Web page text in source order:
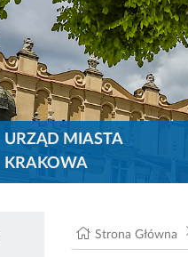
URZĄD MIASTA
KRAKOWA
Strona Główna